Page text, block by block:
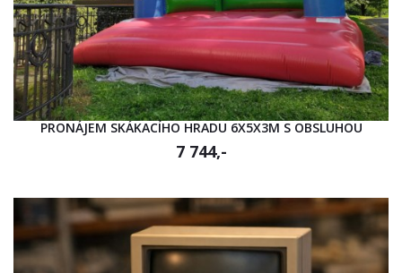
PRONÁJEM SKÁKACÍHO HRADU 6X5X3M S OBSLUHOU
7 744,-